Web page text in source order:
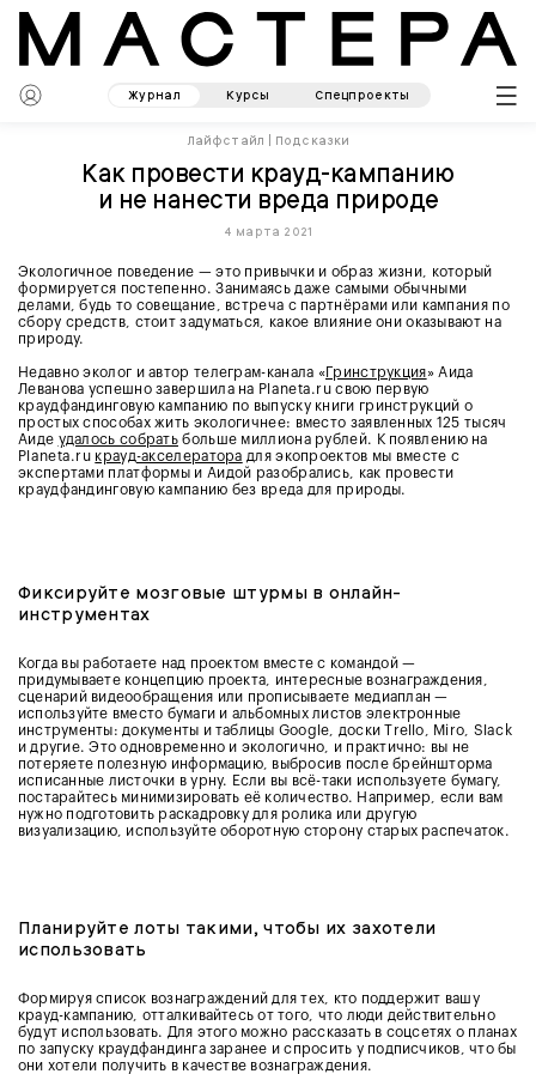
Журнал Курсы Спецпроекты
Лайфстайл Подсказки
Как провести крауд-кампанию
и не нанести вреда природе
4 марта 2021
Экологичное поведение — это привычки и образ жизни, который
формируется постепенно. Занимаясь даже самыми обычными
делами, будь то совещание, встреча с партнёрами или кампания по
сбору средств, стоит задуматься, какое влияние они оказывают на
природу.
Недавно эколог и автор телеграм-канала «Гринструкция» Аида
Леванова успешно завершила на Planeta.ru свою первую
краудфандинговую кампанию по выпуску книги гринструкций о
простых способах жить экологичнее: вместо заявленных 125 тысяч
Аиде удалось собрать больше миллиона рублей. К появлению на
Planeta.ru крауд-акселератора для экопроектов мы вместе с
экспертами платформы и Аидой разобрались, как провести
краудфандинговую кампанию без вреда для природы.
Фиксируйте мозговые штурмы в онлайн-
инструментах
Когда вы работаете над проектом вместе с командой —
придумываете концепцию проекта, интересные вознаграждения,
сценарий видеообращения или прописываете медиаплан —
используйте вместо бумаги и альбомных листов электронные
инструменты: документы и таблицы Google, доски Trello, Miro, Slack
и другие. Это одновременно и экологично, и практично: вы не
потеряете полезную информацию, выбросив после брейншторма
исписанные листочки в урну. Если вы всё-таки используете бумагу,
постарайтесь минимизировать её количество. Например, если вам
нужно подготовить раскадровку для ролика или другую
визуализацию, используйте оборотную сторону старых распечаток.
Планируйте лоты такими, чтобы их захотели
использовать
Формируя список вознаграждений для тех, кто поддержит вашу
крауд-кампанию, отталкивайтесь от того, что люди действительно
будут использовать. Для этого можно рассказать в соцсетях о планах
по запуску краудфандинга заранее и спросить у подписчиков, что бы
они хотели получить в качестве вознаграждения.